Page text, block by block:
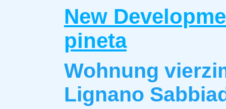
New
pineta
Wohnung
Lignano